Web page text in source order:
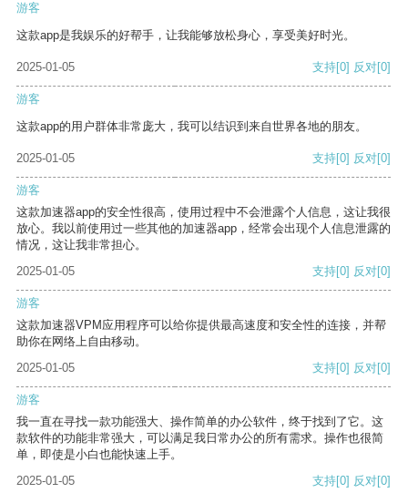
游客
这款app是我娱乐的好帮手，让我能够放松身心，享受美好时光。
2025-01-05 支持[0] 反对[0]
游客
这款app的用户群体非常庞大，我可以结识到来自世界各地的朋友。
2025-01-05 支持[0] 反对[0]
游客
这款加速器app的安全性很高，使用过程中不会泄露个人信息，这让我很
放心。我以前使用过一些其他的加速器app，经常会出现个人信息泄露的
情况，这让我非常担心。
2025-01-05
支持[0] 反对[0]
游客
这款加速器VPM应用程序可以给你提供最高速度和安全性的连接，并帮
助你在网络上自由移动。
2025-01-05
支持[0] 反对[0]
游客
我一直在寻找一款功能强大、操作简单的办公软件，终于找到了它。这
款软件的功能非常强大，可以满足我日常办公的所有需求。操作也很简
单，即使是小白也能快速上手。
2025-01-05
支持[0] 反对[0]